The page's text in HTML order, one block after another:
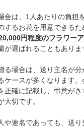
合は、1人あたりの負担
するお花を用意できるた
円程度のフラワー
が選ばれることもありま
る場合は、送り主名が
ケースが多くなります。
正確に記載し、弔意が
大切です。
や連名であっても、送